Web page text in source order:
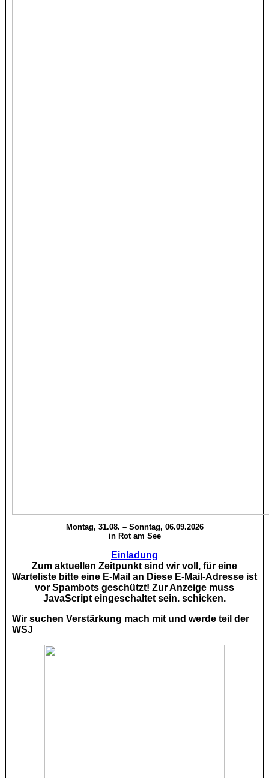
Montag, 31.08. – Sonntag, 06.09.2026
in Rot am See
Einladung
Zum aktuellen Zeitpunkt sind wir voll, für eine
Warteliste bitte eine E-Mail an Diese E-Mail-Adresse ist
vor Spambots geschützt! Zur Anzeige muss
JavaScript eingeschaltet sein. schicken.
Wir suchen Verstärkung mach mit und werde teil der
WSJ